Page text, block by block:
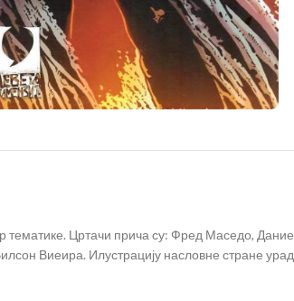
тематике. Цртачи прича су: Фред Маседо,
Виеира. Илустрацију насловне стране